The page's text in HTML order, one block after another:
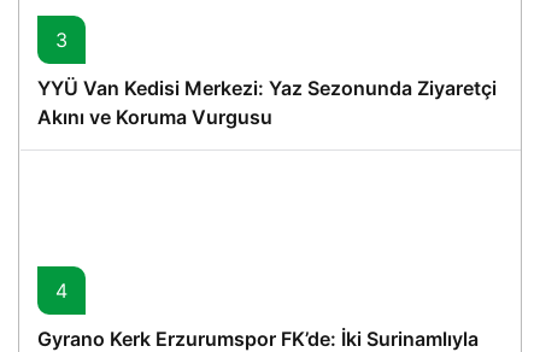
3
YYÜ Van Kedisi Merkezi: Yaz Sezonunda Ziyaretçi
Akını ve Koruma Vurgusu
4
Gyrano Kerk Erzurumspor FK’de: İki Surinamlıyla